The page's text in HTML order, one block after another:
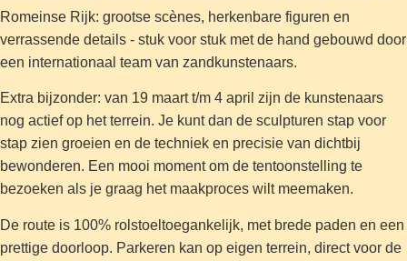
Romeinse Rijk: grootse scènes, herkenbare figuren en
verrassende details - stuk voor stuk met de hand gebouwd door
een internationaal team van zandkunstenaars.
Extra bijzonder: van 19 maart t/m 4 april zijn de kunstenaars
nog actief op het terrein. Je kunt dan de sculpturen stap voor
stap zien groeien en de techniek en precisie van dichtbij
bewonderen. Een mooi moment om de tentoonstelling te
bezoeken als je graag het maakproces wilt meemaken.
De route is 100% rolstoeltoegankelijk, met brede paden en een
prettige doorloop. Parkeren kan op eigen terrein, direct voor de